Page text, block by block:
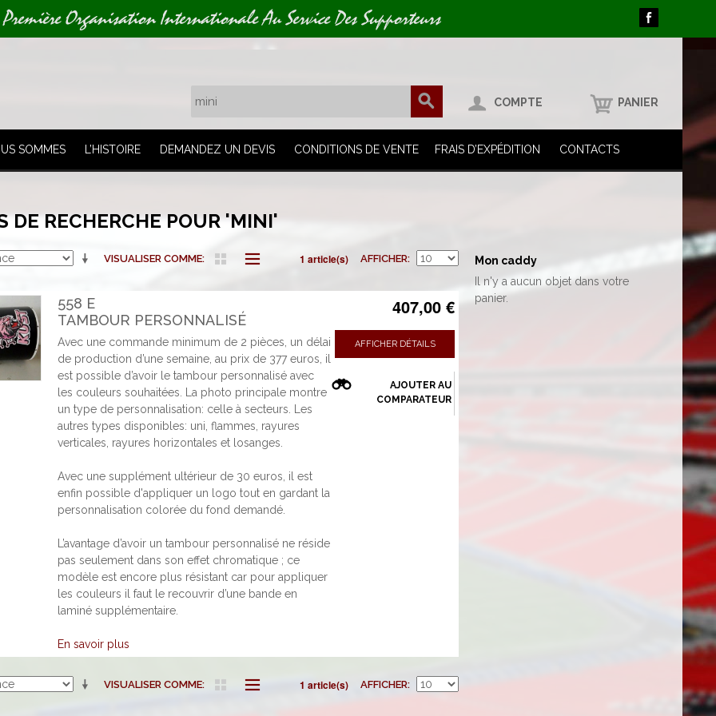
Organisation Internationale Au Service Des Supporteurs
COMPTE PANIER
SOMMES L’HISTOIRE DEMANDEZ UN DEVIS CONDITIONS DE VENTE FRAIS D’EXPÉDITION CONTACTS
DE RECHERCHE POUR 'MINI'
VISUALISER COMME 1 article(s) AFFICHER
558 E
TAMBOUR PERSONNALISÉ
407,00 €
AFFICHER DÉTAILS
AJOUTER AU
COMPARATEUR
Avec une commande minimum de 2 pièces, un délai
de production d’une semaine, au prix de 377 euros, il
est possible d’avoir le tambour personnalisé avec
les couleurs souhaitées. La photo principale montre
un type de personnalisation: celle à secteurs. Les
autres types disponibles: uni, flammes, rayures
verticales, rayures horizontales et losanges.
Avec une supplément ultérieur de 30 euros, il est
enfin possible d'appliquer un logo tout en gardant la
personnalisation colorée du fond demandé.
L’avantage d’avoir un tambour personnalisé ne réside
pas seulement dans son effet chromatique ; ce
modèle est encore plus résistant car pour appliquer
les couleurs il faut le recouvrir d’une bande en
laminé supplémentaire.
En savoir plus
VISUALISER COMME 1 article(s) AFFICHER
Mon caddy
Il n'y a aucun objet dans votre
panier.